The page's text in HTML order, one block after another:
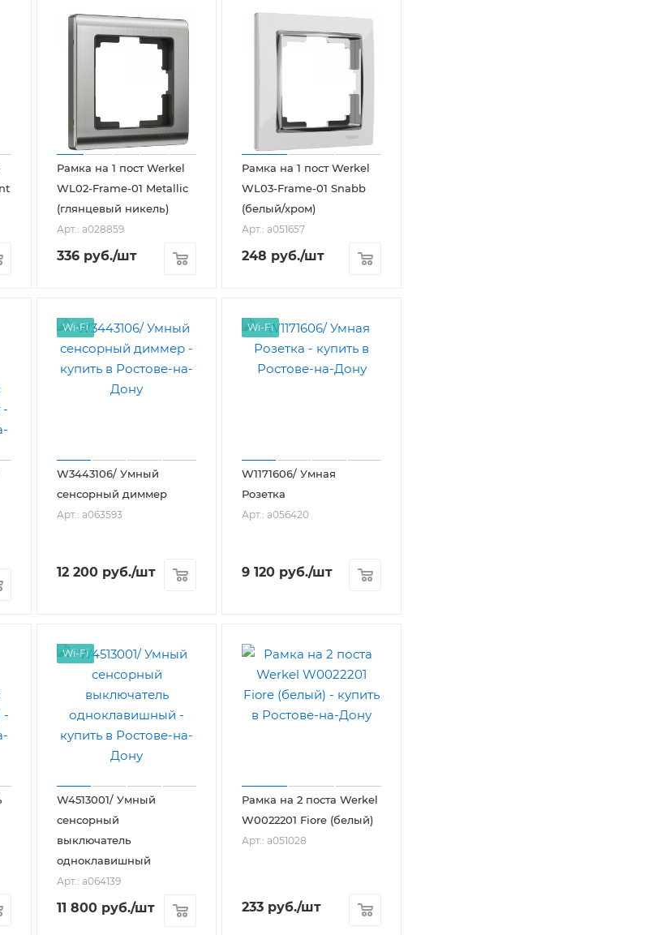
Рамка на 1 пост Werkel
WL02-Frame-01 Metallic
(глянцевый никель)
Арт.: a028859
336 руб./шт
Рамка на 1 пост Werkel
WL03-Frame-01 Snabb
(белый/хром)
Арт.: a051657
248 руб./шт
Wi-Fi
W3443106/ Умный
сенсорный диммер
Арт.: a063593
12 200 руб./шт
Wi-Fi
W1171606/ Умная
Розетка
Арт.: a056420
9 120 руб./шт
Wi-Fi
W4513001/ Умный
сенсорный
выключатель
одноклавишный
Арт.: a064139
11 800 руб./шт
Рамка на 2 поста Werkel
W0022201 Fiore (белый)
Арт.: a051028
233 руб./шт